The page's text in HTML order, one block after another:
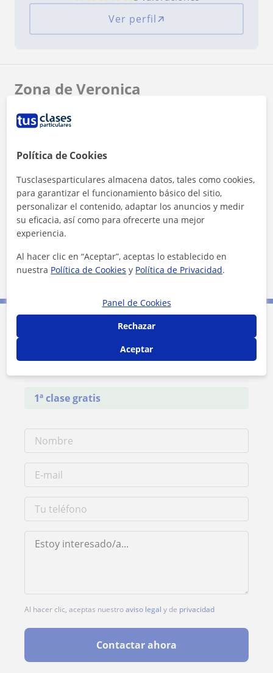
Ver perfil
Zona de Veronica
Localidades a las que se desplaza para dar clase
+ −
10 km
1ª clase gratis
Al hacer clic, aceptas nuestroaviso legal y de privacidad
Contactar ahora
Política de Cookies
Tusclasesparticulares almacena datos, tales como cookies,
para garantizar el funcionamiento básico del sitio,
personalizar el contenido, adaptar los anuncios y medir
su eficacia, así como para ofrecerte una mejor
experiencia.
Al hacer clic en “Aceptar”, aceptas lo establecido en
nuestra Política de Cookies y Política de Privacidad.
Panel de Cookies
Rechazar
Aceptar